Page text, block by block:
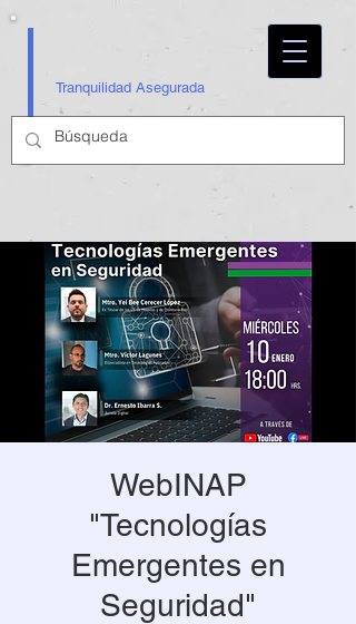
Tranquilidad Asegurada
WebINAP
"Tecnologías
Emergentes en
Seguridad"